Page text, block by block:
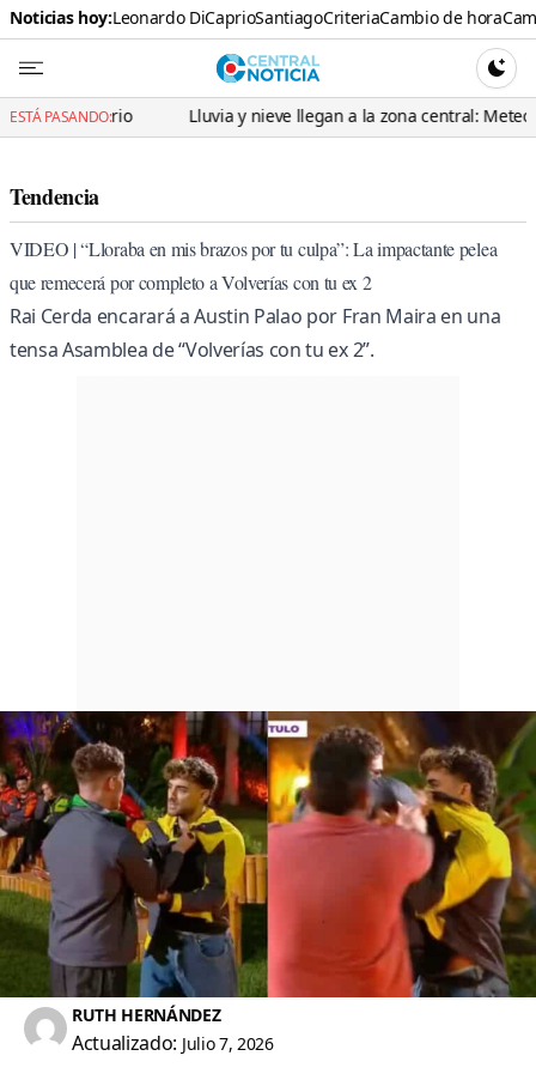
Noticias hoy:Leonardo DiCaprioSantiagoCriteriaCambio de hora
Central
ESTÁ PASANDO:Lluvia y nieve llegan a la zona central: Meteorología
Tendencia
VIDEO | “Lloraba en mis brazos por tu culpa”: La impactante pelea
que remecerá por completo a Volverías con tu ex 2
Rai Cerda encarará a Austin Palao por Fran Maira en una
tensa Asamblea de “Volverías con tu ex 2”.
RUTH HERNÁNDEZ
Actualizado: Julio 7, 2026